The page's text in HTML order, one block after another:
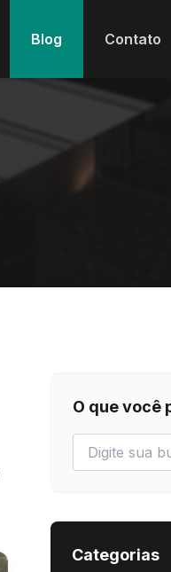
Blog Contato
O que você
Categorias